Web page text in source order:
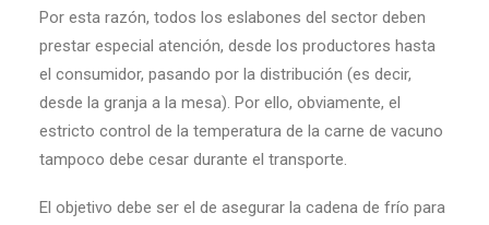
Por esta razón, todos los eslabones del sector deben
prestar especial atención, desde los productores hasta
el consumidor, pasando por la distribución (es decir,
desde la granja a la mesa). Por ello, obviamente, el
estricto control de la temperatura de la carne de vacuno
tampoco debe cesar durante el transporte.
El objetivo debe ser el de asegurar la cadena de frío para